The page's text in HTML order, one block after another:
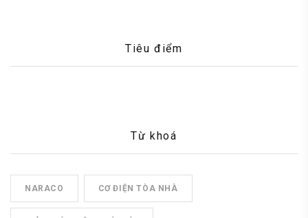
Tiêu điểm
Từ khoá
NARACO CƠ ĐIỆN TÒA NHÀ